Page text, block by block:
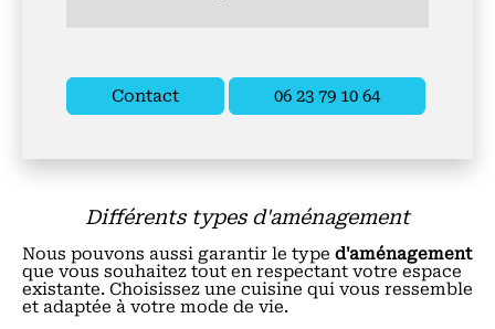
Contact 06 23 79 10 64
Différents types d'aménagement
Nous pouvons aussi garantir le type d'aménagement
que vous souhaitez tout en respectant votre espace
existante. Choisissez une cuisine qui vous ressemble
et adaptée à votre mode de vie.